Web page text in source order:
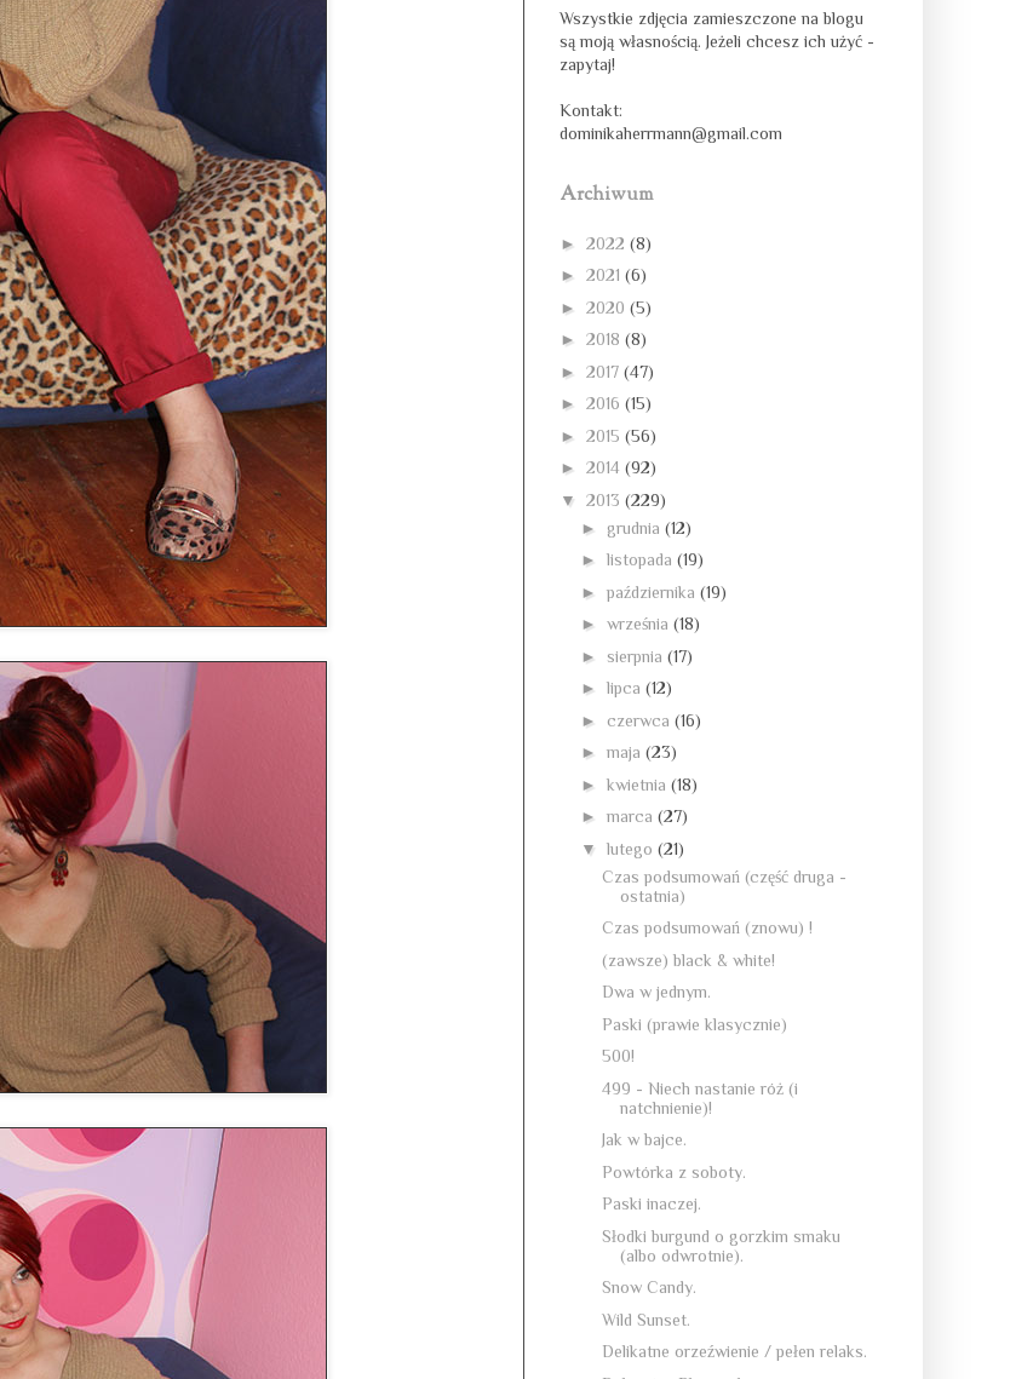
Wszystkie zdjęcia zamieszczone na blogu
są moją własnością. Jeżeli chcesz ich użyć -
zapytaj!
Kontakt:
dominikaherrmann@gmail.com
Archiwum
► 2022 (8)
► 2021 (6)
► 2020 (5)
► 2018 (8)
► 2017 (47)
► 2016 (15)
► 2015 (56)
► 2014 (92)
▼ 2013 (229)
► grudnia (12)
► listopada (19)
► października (19)
► września (18)
► sierpnia (17)
► lipca (12)
► czerwca (16)
► maja (23)
► kwietnia (18)
► marca (27)
▼ lutego (21)
Czas podsumowań (część druga -
ostatnia)
Czas podsumowań (znowu) !
(zawsze) black & white!
Dwa w jednym.
Paski (prawie klasycznie)
500!
499 - Niech nastanie róż (i
natchnienie)!
Jak w bajce.
Powtórka z soboty.
Paski inaczej.
Słodki burgund o gorzkim smaku
(albo odwrotnie).
Snow Candy.
Wild Sunset.
Delikatne orzeźwienie / pełen relaks.